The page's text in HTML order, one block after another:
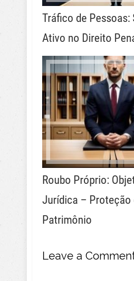
Tráfico de Pessoas:
Ativo no Direito
Roubo Próprio:
Jurídica – Proteção
Patrimônio
Leave a